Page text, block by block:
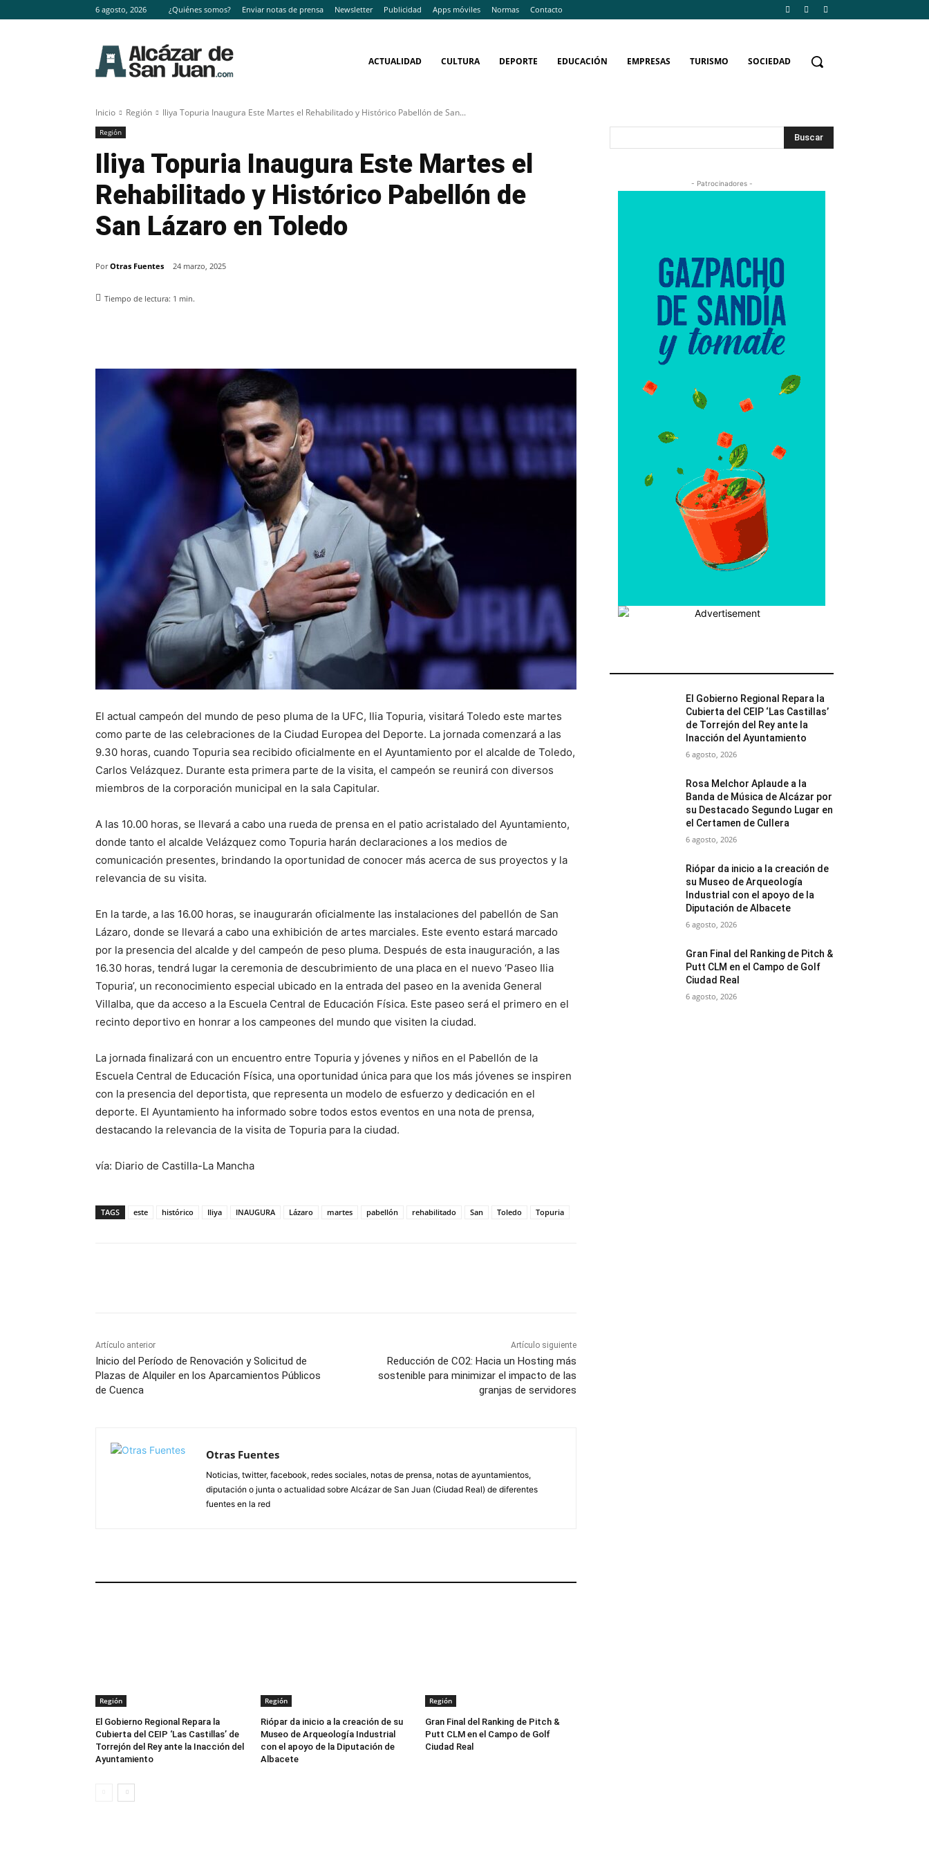
6 agosto, 2026 ¿Quiénes somos? Enviar notas de prensa Newsletter Publicidad Apps móviles Normas Contacto
ACTUALIDAD CULTURA DEPORTE EDUCACIÓN EMPRESAS TURISMO SOCIEDAD
Inicio Región Iliya Topuria Inaugura Este Martes el Rehabilitado y Histórico Pabellón de San...
Región
Iliya Topuria Inaugura Este Martes el
Rehabilitado y Histórico Pabellón de
San Lázaro en Toledo
Por Otras Fuentes 24 marzo, 2025
Tiempo de lectura: 1 min.
El actual campeón del mundo de peso pluma de la UFC, Ilia Topuria, visitará Toledo este martes
como parte de las celebraciones de la Ciudad Europea del Deporte. La jornada comenzará a las
9.30 horas, cuando Topuria sea recibido oficialmente en el Ayuntamiento por el alcalde de Toledo,
Carlos Velázquez. Durante esta primera parte de la visita, el campeón se reunirá con diversos
miembros de la corporación municipal en la sala Capitular.
A las 10.00 horas, se llevará a cabo una rueda de prensa en el patio acristalado del Ayuntamiento,
donde tanto el alcalde Velázquez como Topuria harán declaraciones a los medios de
comunicación presentes, brindando la oportunidad de conocer más acerca de sus proyectos y la
relevancia de su visita.
En la tarde, a las 16.00 horas, se inaugurarán oficialmente las instalaciones del pabellón de San
Lázaro, donde se llevará a cabo una exhibición de artes marciales. Este evento estará marcado
por la presencia del alcalde y del campeón de peso pluma. Después de esta inauguración, a las
16.30 horas, tendrá lugar la ceremonia de descubrimiento de una placa en el nuevo ‘Paseo Ilia
Topuria’, un reconocimiento especial ubicado en la entrada del paseo en la avenida General
Villalba, que da acceso a la Escuela Central de Educación Física. Este paseo será el primero en el
recinto deportivo en honrar a los campeones del mundo que visiten la ciudad.
La jornada finalizará con un encuentro entre Topuria y jóvenes y niños en el Pabellón de la
Escuela Central de Educación Física, una oportunidad única para que los más jóvenes se inspiren
con la presencia del deportista, que representa un modelo de esfuerzo y dedicación en el
deporte. El Ayuntamiento ha informado sobre todos estos eventos en una nota de prensa,
destacando la relevancia de la visita de Topuria para la ciudad.
vía: Diario de Castilla-La Mancha
TAGS este histórico Iliya INAUGURA Lázaro martes pabellón rehabilitado San Toledo Topuria
Artículo anterior
Inicio del Período de Renovación y Solicitud de
Plazas de Alquiler en los Aparcamientos Públicos
de Cuenca
Artículo siguiente
Reducción de CO2: Hacia un Hosting más
sostenible para minimizar el impacto de las
granjas de servidores
Otras Fuentes
Noticias, twitter, facebook, redes sociales, notas de prensa, notas de ayuntamientos,
diputación o junta o actualidad sobre Alcázar de San Juan (Ciudad Real) de diferentes
fuentes en la red
Región
El Gobierno Regional Repara la
Cubierta del CEIP ‘Las Castillas’ de
Torrejón del Rey ante la Inacción del
Ayuntamiento
Región
Riópar da inicio a la creación de su
Museo de Arqueología Industrial
con el apoyo de la Diputación de
Albacete
Región
Gran Final del Ranking de Pitch &
Putt CLM en el Campo de Golf
Ciudad Real
Buscar
- Patrocinadores -
El Gobierno Regional Repara la
Cubierta del CEIP ‘Las Castillas’
de Torrejón del Rey ante la
Inacción del Ayuntamiento
6 agosto, 2026
Rosa Melchor Aplaude a la
Banda de Música de Alcázar por
su Destacado Segundo Lugar en
el Certamen de Cullera
6 agosto, 2026
Riópar da inicio a la creación de
su Museo de Arqueología
Industrial con el apoyo de la
Diputación de Albacete
6 agosto, 2026
Gran Final del Ranking de Pitch &
Putt CLM en el Campo de Golf
Ciudad Real
6 agosto, 2026